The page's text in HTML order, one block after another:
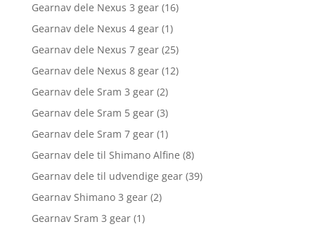
Gearnav dele Nexus 3 gear (16)
Gearnav dele Nexus 4 gear (1)
Gearnav dele Nexus 7 gear (25)
Gearnav dele Nexus 8 gear (12)
Gearnav dele Sram 3 gear (2)
Gearnav dele Sram 5 gear (3)
Gearnav dele Sram 7 gear (1)
Gearnav dele til Shimano Alfine (8)
Gearnav dele til udvendige gear (39)
Gearnav Shimano 3 gear (2)
Gearnav Sram 3 gear (1)